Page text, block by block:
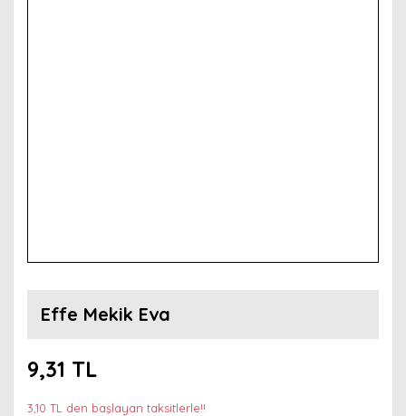
Effe Mekik Eva
9,31 TL
3,10 TL den başlayan taksitlerle!!